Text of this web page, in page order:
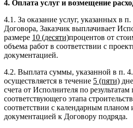
4. Оплата услуг и возмещение
4.1. За оказание услуг, указанных в
Договора, Заказчик выплачивает
размере 10 (десяти)процентов от
объема работ в соответствии с
документацией.
4.2. Выплата суммы, указанной в п.
осуществляется в течение 5 (пяти)
счета от Исполнителя по
соответствующего этапа
соответствии с календарным планом
документацией к Договору подряда.